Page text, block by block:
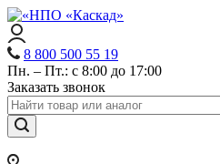
8 800 500 55 19
Пн. – Пт.: с 8:00 до 17:00
Заказать звонок